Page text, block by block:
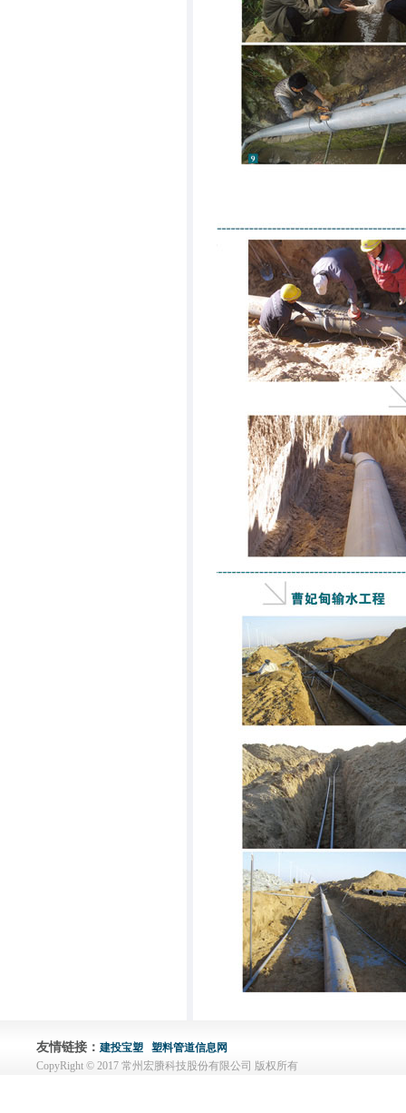
友情链接： 建投宝塑
塑料管道信息网
CopyRight © 2017 常州宏賸科技股份有限公司 版权所有